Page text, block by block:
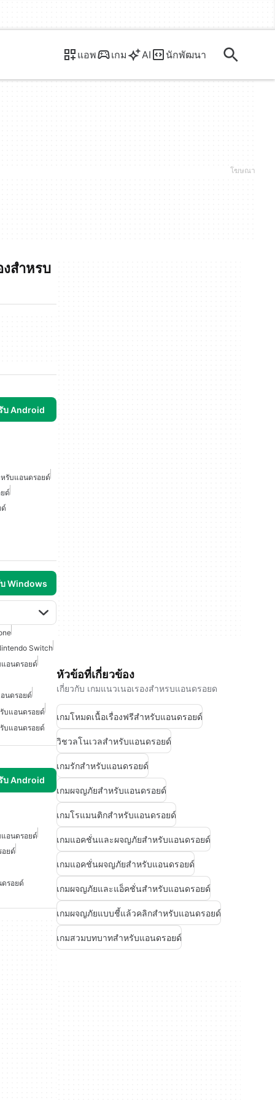
แอพ เกม AI นักพัฒนา
งสำหรบ
บ Android
หรับแอนดรอยด์
ด์
Windows
Switch
แอนดรอยด์
นดรอยด์
บแอนดรอยด์
บแอนดรอยด์
บ Android
แอนดรอยด์
อยด์
ดรอยด์
หัวข้อที่เกี่ยวข้อง
เกี่ยวกับ เกมแนวเนอเรองสำหรบแอนดรอยด
เกมโหมดเนื้อเรื่องฟรีสำหรับแอนดรอยด์
วิชวลโนเวลสำหรับแอนดรอยด์
เกมรักสำหรับแอนดรอยด์
เกมผจญภัยสำหรับแอนดรอยด์
เกมโรแมนติกสำหรับแอนดรอยด์
เกมแอคชั่นและผจญภัยสำหรับแอนดรอยด์
เกมแอคชั่นผจญภัยสำหรับแอนดรอยด์
เกมผจญภัยและแอ็คชั่นสำหรับแอนดรอยด์
เกมผจญภัยแบบชี้แล้วคลิกสำหรับแอนดรอยด์
เกมสวมบทบาทสำหรับแอนดรอยด์